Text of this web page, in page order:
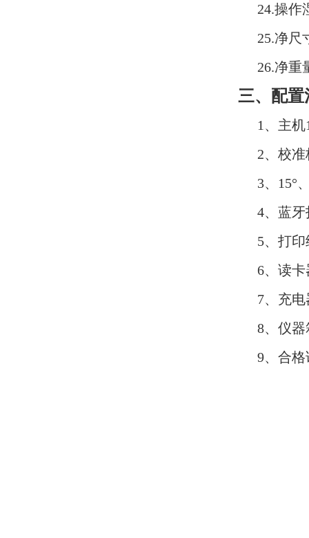
24.操作
25.净尺
26.净重
三、配置
1、主机
2、校
3、15°
4、蓝
5、打印
6、读卡
7、充
8、仪
9、合